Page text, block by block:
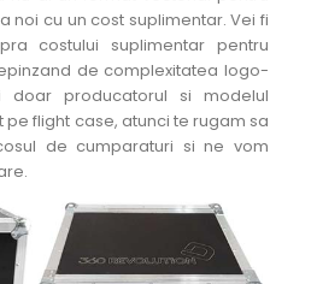
noi cu un cost suplimentar. Vei fi
costului suplimentar pentru
de complexitatea logo-
doar producatorul si modelul
flight case, atunci te rugam sa
de cumparaturi si ne vom